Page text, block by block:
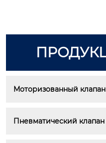
Моторизованный клапан
Пневматический клапан